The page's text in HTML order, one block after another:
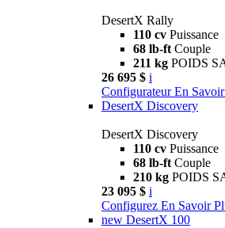
DesertX Rally
110 cv Puissance
68 lb-ft Couple
211 kg POIDS
26 695 $ i
Configurateur En
DesertX Discovery
DesertX Discovery
110 cv Puissance
68 lb-ft Couple
210 kg POIDS
23 095 $ i
Configurez En Savoir
new DesertX 100